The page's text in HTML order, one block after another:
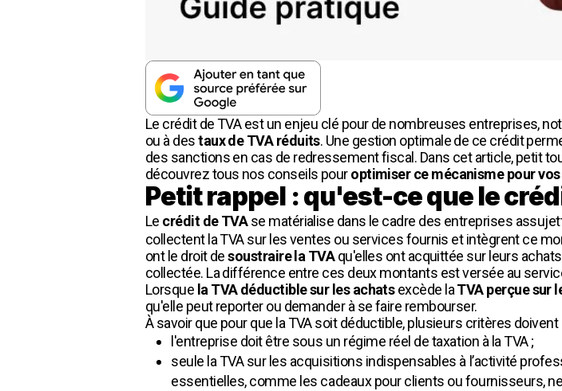
Le crédit de TVA est un enjeu clé pour de nombreuses entreprises,
ou à destaux de TVA réduits. Une gestion optimale de ce crédit
des sanctions en cas de redressement fiscal. Dans cet article, petit
découvrez tous nos conseils pouroptimiser ce mécanisme pour
Petit rappel : qu'est-ce que le
Le crédit de TVAse matérialise dans le cadre des entreprises
collectent la TVA sur les ventes ou services fournis et intègrent ce
ont le droit desoustraire la TVAqu'elles ont acquittée sur leurs
collectée. La différence entre ces deux montants est versée au
Lorsque la TVA déductible sur les achatsexcède laTVA perçue sur
qu'elle peut reporter ou demander à se faire rembourser.
À savoir que pour que la TVA soit déductible, plusieurs critères
l'entreprise doit être sous un régime réel de taxation à la TVA ;
seule la TVA sur les acquisitions indispensables à l’activité
essentielles, comme les cadeaux pour clients ou fournisseurs,